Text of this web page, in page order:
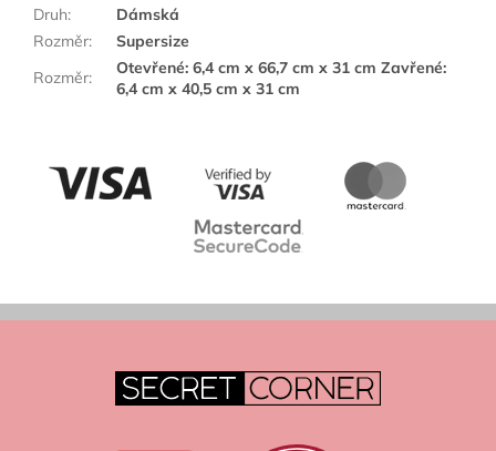
Druh:
Dámská
Rozměr:
Supersize
Rozměr:
Otevřené: 6,4 cm x 66,7 cm x 31 cm Zavřené:
6,4 cm x 40,5 cm x 31 cm